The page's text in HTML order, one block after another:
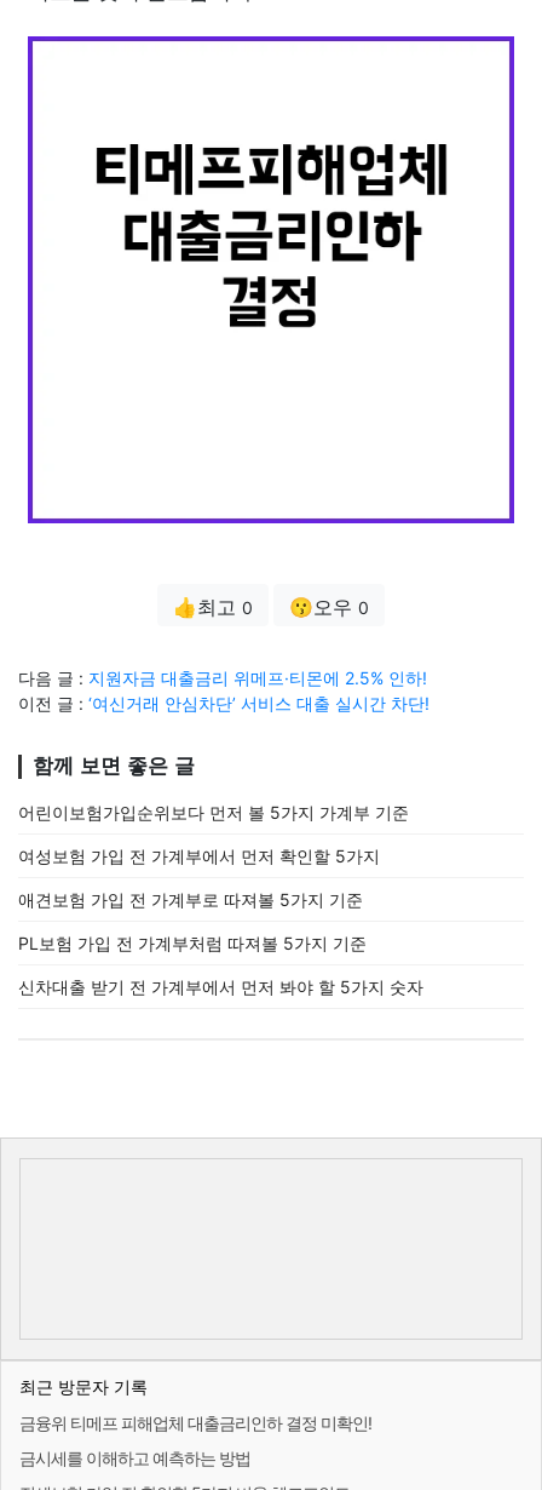
👍최고 0 😗오우 0
다음 글 : 지원자금 대출금리 위메프·티몬에 2.5% 인하!
이전 글 : ‘여신거래 안심차단’ 서비스 대출 실시간 차단!
함께 보면 좋은 글
어린이보험가입순위보다 먼저 볼 5가지 가계부 기준
여성보험 가입 전 가계부에서 먼저 확인할 5가지
애견보험 가입 전 가계부로 따져볼 5가지 기준
PL보험 가입 전 가계부처럼 따져볼 5가지 기준
신차대출 받기 전 가계부에서 먼저 봐야 할 5가지 숫자
최근 방문자 기록
금융위 티메프 피해업체 대출금리인하 결정 미확인!
금시세를 이해하고 예측하는 방법